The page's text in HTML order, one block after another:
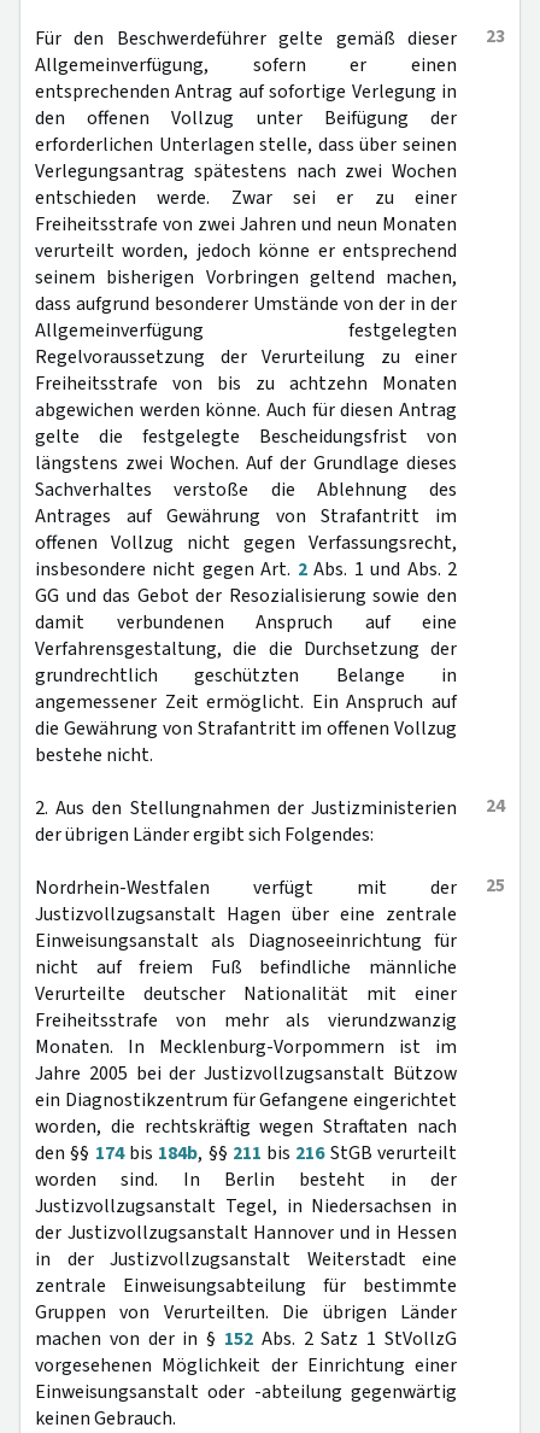
23
Für den Beschwerdeführer gelte gemäß dieser
Allgemeinverfügung, sofern er einen
entsprechenden Antrag auf sofortige Verlegung in
den offenen Vollzug unter Beifügung der
erforderlichen Unterlagen stelle, dass über seinen
Verlegungsantrag spätestens nach zwei Wochen
entschieden werde. Zwar sei er zu einer
Freiheitsstrafe von zwei Jahren und neun Monaten
verurteilt worden, jedoch könne er entsprechend
seinem bisherigen Vorbringen geltend machen,
dass aufgrund besonderer Umstände von der in der
Allgemeinverfügung festgelegten
Regelvoraussetzung der Verurteilung zu einer
Freiheitsstrafe von bis zu achtzehn Monaten
abgewichen werden könne. Auch für diesen Antrag
gelte die festgelegte Bescheidungsfrist von
längstens zwei Wochen. Auf der Grundlage dieses
Sachverhaltes verstoße die Ablehnung des
Antrages auf Gewährung von Strafantritt im
offenen Vollzug nicht gegen Verfassungsrecht,
insbesondere nicht gegen Art. 2Abs. 1 und Abs. 2
GG und das Gebot der Resozialisierung sowie den
damit verbundenen Anspruch auf eine
Verfahrensgestaltung, die die Durchsetzung der
grundrechtlich geschützten Belange in
angemessener Zeit ermöglicht. Ein Anspruch auf
die Gewährung von Strafantritt im offenen Vollzug
bestehe nicht.
24
2. Aus den Stellungnahmen der Justizministerien
der übrigen Länder ergibt sich Folgendes:
25
Nordrhein-Westfalen verfügt mit der
Justizvollzugsanstalt Hagen über eine zentrale
Einweisungsanstalt als Diagnoseeinrichtung für
nicht auf freiem Fuß befindliche männliche
Verurteilte deutscher Nationalität mit einer
Freiheitsstrafe von mehr als vierundzwanzig
Monaten. In Mecklenburg-Vorpommern ist im
Jahre 2005 bei der Justizvollzugsanstalt Bützow
ein Diagnostikzentrum für Gefangene eingerichtet
worden, die rechtskräftig wegen Straftaten nach
den §§ 174bis 184b, §§ 211 bis 216StGB verurteilt
worden sind. In Berlin besteht in der
Justizvollzugsanstalt Tegel, in Niedersachsen in
der Justizvollzugsanstalt Hannover und in Hessen
in der Justizvollzugsanstalt Weiterstadt eine
zentrale Einweisungsabteilung für bestimmte
Gruppen von Verurteilten. Die übrigen Länder
machen von der in § 152 Abs. 2 Satz 1 StVollzG
vorgesehenen Möglichkeit der Einrichtung einer
Einweisungsanstalt oder -abteilung gegenwärtig
keinen Gebrauch.